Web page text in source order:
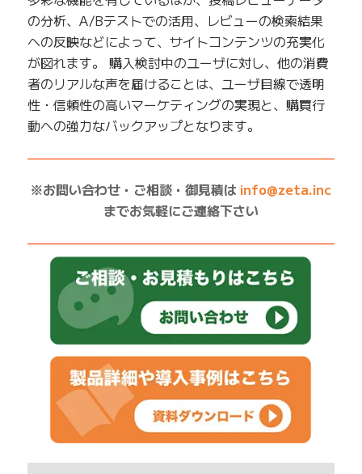
の分析、A/Bテストでの活用、レビューの検索結果
への反映などによって、サイトコンテンツの充実化
が図れます。 購入検討中のユーザに対し、他の消費
者のリアルな声を届けることは、ユーザ目線で透明
性・信頼性の高いマーケティングの実現と、購買行
動への強力なバックアップとなります。
※お問い合わせ・ご相談・御見積は info@zeta.inc
までお気軽にご連絡下さい